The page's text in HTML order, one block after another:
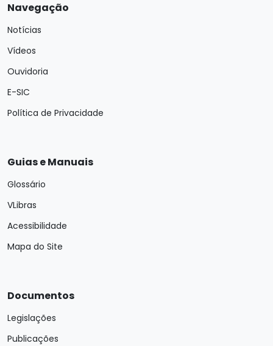
Navegação
Notícias
Vídeos
Ouvidoria
E-SIC
Política de Privacidade
Guias e Manuais
Glossário
VLibras
Acessibilidade
Mapa do Site
Documentos
Legislações
Publicações